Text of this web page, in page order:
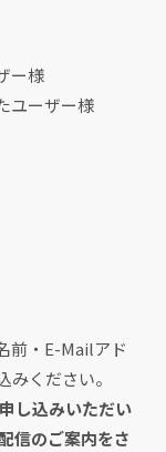
ー様
ユーザー様
前・E-Mailアド
ください。
し込みいただい
信のご案内をさ